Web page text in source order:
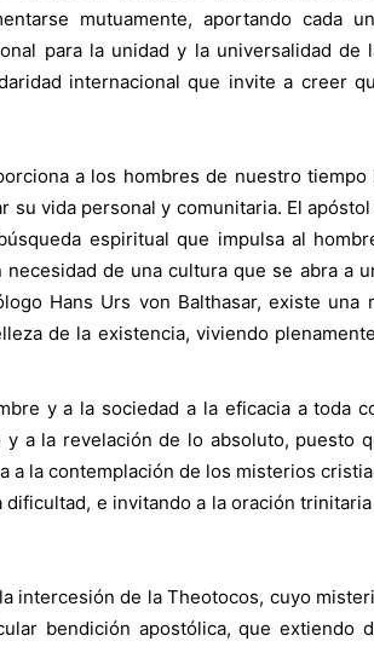
mutuamente, aportando cada
para la unidad y la universalidad de
internacional que invite a creer
a los hombres de nuestro tiempo
vida personal y comunitaria. El apóstol
espiritual que impulsa al
de una cultura que se abra a
Hans Urs von Balthasar, existe una
de la existencia, viviendo
y a la sociedad a la eficacia a toda
a la revelación de lo absoluto, puesto
la contemplación de los misterios
e invitando a la oración
intercesión de la Theotocos, cuyo
bendición apostólica, que extiendo